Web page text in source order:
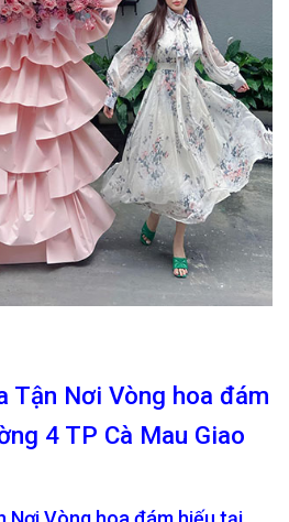
Tận Nơi Vòng hoa đám
4 TP Cà Mau Giao